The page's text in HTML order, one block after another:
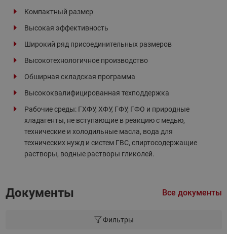
Компактный размер
Высокая эффективность
Широкий ряд присоединительных размеров
Высокотехнологичное производство
Обширная складская программа
Высококвалифицированная техподдержка
Рабочие среды: ГХФУ, ХФУ, ГФУ, ГФО и природные
хладагенты, не вступающие в реакцию с медью,
технические и холодильные масла, вода для
технических нужд и систем ГВС, спиртосодержащие
растворы, водные растворы гликолей.
Документы Все документы
Фильтры